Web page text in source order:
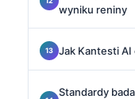
wyniku reniny
Jak Kantesti
Standardy